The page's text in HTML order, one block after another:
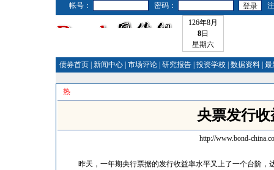
帐号： 密码：
126年8月
8日
星期六
债券首页 新闻中心 市场评论 研究报告 投资学校 数据资料 最
热
央票发行
http://www.bond-
昨天，一年期央行票据的发行收益率水平又上了一个台阶，